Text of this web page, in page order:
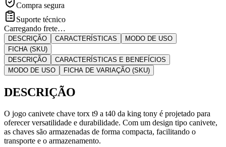
Compra segura
Suporte técnico
Carregando frete…
DESCRIÇÃO CARACTERÍSTICAS
MODO DE USO
FICHA (SKU)
DESCRIÇÃO
CARACTERÍSTICAS E BENEFÍCIOS
MODO DE USO
FICHA DE VARIAÇÃO (SKU)
DESCRIÇÃO
O jogo canivete chave torx t9 a t40 da king tony é projetado para
oferecer versatilidade e durabilidade. Com um design tipo canivete,
as chaves são armazenadas de forma compacta, facilitando o
transporte e o armazenamento.